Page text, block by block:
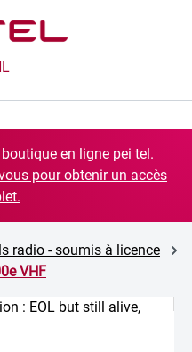
en ligne pei tel.
pour obtenir un accès
radio - soumis à licence
VHF